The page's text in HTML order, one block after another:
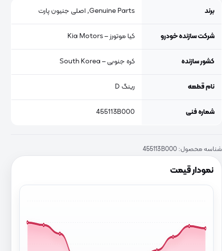
نمودار قیمت
برند Genuine Parts, اصلی جنیون پارت
شرکت سازنده خودرو کیا موتورز – Kia Motors
کشور سازنده کره جنوبی – South Korea
نام قطعه رینگ D
شماره فنی 455113B000
شناسه محصول: 455113B000